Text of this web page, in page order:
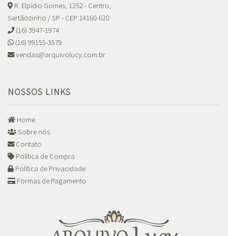
R. Elpídio Gomes, 1252 - Centro,
Sertãozinho / SP - CEP:14160-620
(16) 3947-1974
(16) 99155-3579
vendas@arquivolucy.com.br
NOSSOS LINKS
Home
Sobre nós
Contato
Política de Compra
Política de Privacidade
Formas de Pagamento